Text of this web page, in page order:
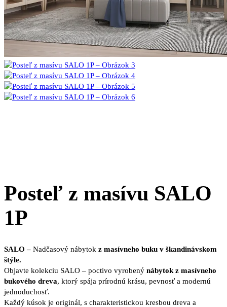
Posteľ z masívu SALO
1P
SALO – Nadčasový nábytok z masívneho buku v škandinávskom
štýle.
Objavte kolekciu SALO – poctivo vyrobený nábytok z masívneho
bukového dreva, ktorý spája prírodnú krásu, pevnosť a modernú
jednoduchosť.
Každý kúsok je originál, s charakteristickou kresbou dreva a